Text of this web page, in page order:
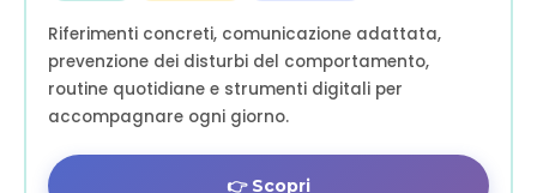
Riferimenti concreti, comunicazione adattata,
prevenzione dei disturbi del comportamento,
routine quotidiane e strumenti digitali per
accompagnare ogni giorno.
👉 Scopri